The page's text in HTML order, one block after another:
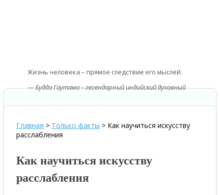
Жизнь человека – прямое следствие его мыслей.
—Будда Гаутама – легендарный индийский духовный
Главная > Только факты > Как научиться искусству
расслабления
Как научиться искусству
расслабления